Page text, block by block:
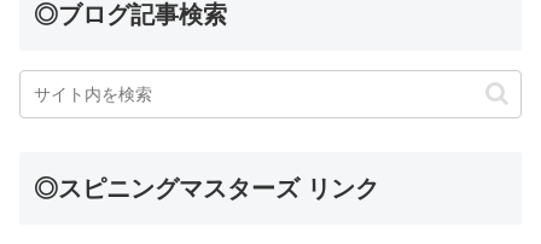
◎ブログ記事検索
◎スピニングマスターズ リンク